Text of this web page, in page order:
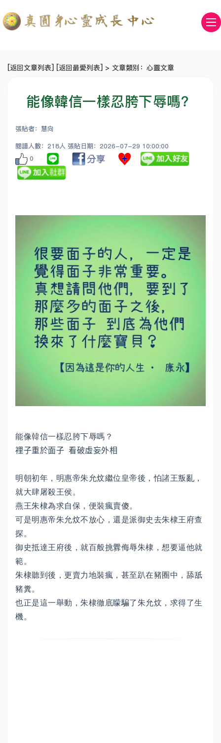
[返回文章列表] [返回最愛列表] > 文章類別：心靈文章
能像韓信一樣忍胯下辱嗎？
張貼者：慧向
閱讀人數：218人 張貼日期：2026-07-29 10:00:00
0
能像韓信一樣忍胯下辱嗎？
𥚃子重於面子 看破虛妄外相
明朝初年，明惠帝朱允炆繼位皇帝後，怕諸王叛亂，
就大肆屠殺王侯。
燕王朱棣為求自保，便裝瘋賣傻。
可是明惠帝朱允炆不放心，還是派御史去朱棣王府查
探。
御史抵達王府後，就百般挑釁侮辱朱棣，想要逼他就
範。
朱棣聽到後，更賣力地裝瘋，甚至趴在豬圈中，舔舐
豬糞。
也正是這一舉動，朱棣徹底矇騙了朱允炆，求得了生
機。